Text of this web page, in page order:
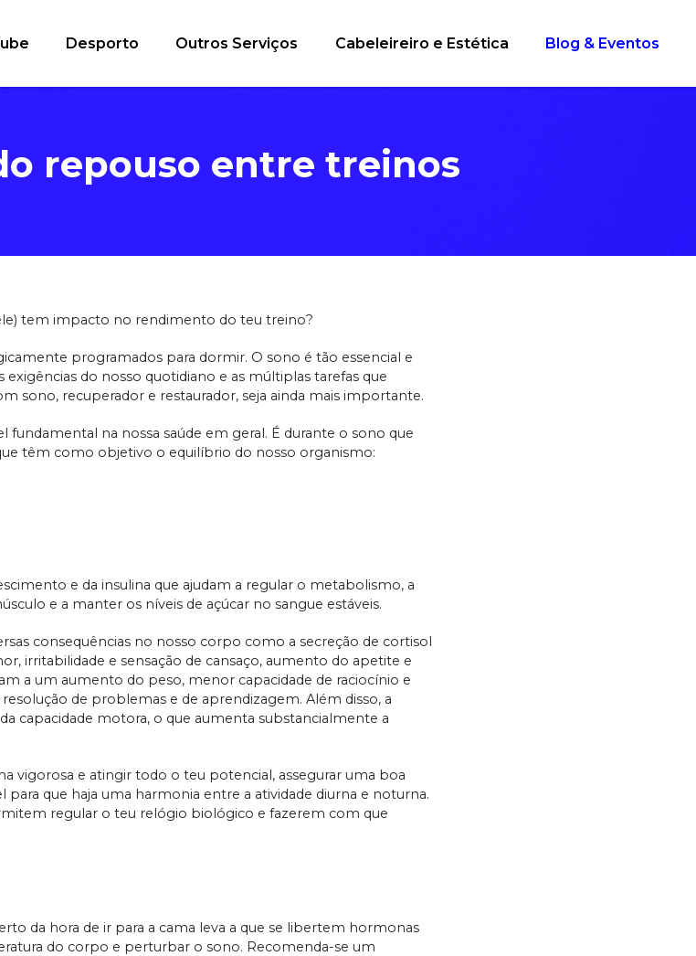
Desporto Outros Serviços Cabeleireiro e Estética Blog & Eventos
repouso entre treinos
tem impacto no rendimento do teu treino?
programados para dormir. O sono é tão essencial e
do nosso quotidiano e as múltiplas tarefas que
sono, recuperador e restaurador, seja ainda mais importante.
na nossa saúde em geral. É durante o sono que
têm como objetivo o equilíbrio do nosso organismo:
e da insulina que ajudam a regular o metabolismo, a
e a manter os níveis de açúcar no sangue estáveis.
consequências no nosso corpo como a secreção de cortisol
irritabilidade e sensação de cansaço, aumento do apetite e
a um aumento do peso, menor capacidade de raciocínio e
de problemas e de aprendizagem. Além disso, a
capacidade motora, o que aumenta substancialmente a
vigorosa e atingir todo o teu potencial, assegurar uma boa
que haja uma harmonia entre a atividade diurna e noturna.
regular o teu relógio biológico e fazerem com que
da hora de ir para a cama leva a que se libertem hormonas
do corpo e perturbar o sono. Recomenda-se um